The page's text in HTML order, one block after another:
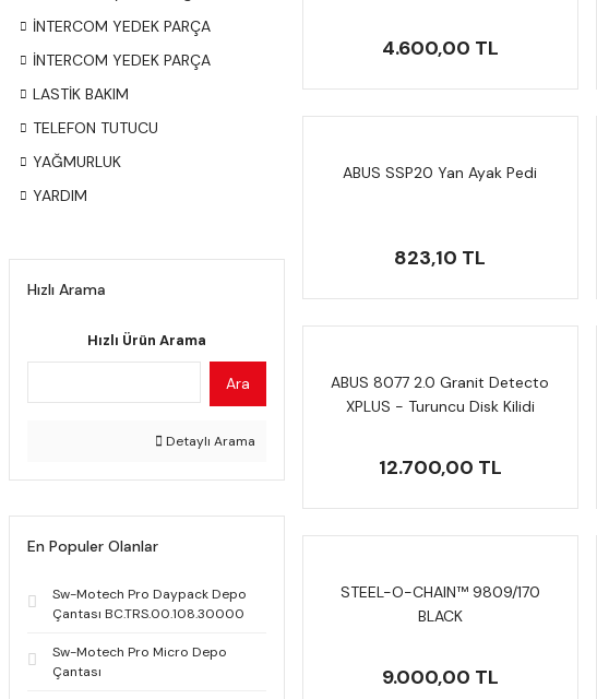
İNTERCOM YEDEK PARÇA
İNTERCOM YEDEK PARÇA
LASTİK BAKIM
TELEFON TUTUCU
YAĞMURLUK
YARDIM
Hızlı Arama
Hızlı Ürün Arama
Ara
Detaylı Arama
En Populer Olanlar
Sw-Motech Pro Daypack Depo
Çantası BC.TRS.00.108.30000
Sw-Motech Pro Micro Depo
Çantası
4.600,00 TL
ABUS SSP20 Yan Ayak Pedi
823,10 TL
ABUS 8077 2.0 Granit Detecto
XPLUS - Turuncu Disk Kilidi
12.700,00 TL
STEEL-O-CHAIN™ 9809/170
BLACK
9.000,00 TL